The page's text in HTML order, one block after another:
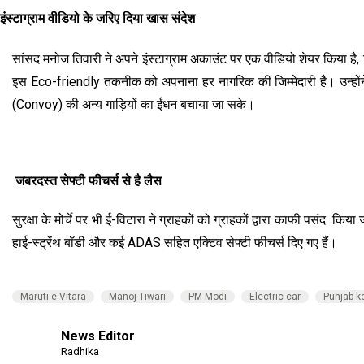
इंस्टाग्राम वीडियो के जरिए दिया खास संदेश
सांसद मनोज तिवारी ने अपने इंस्टाग्राम अकाउंट पर एक वीडियो शेयर किया
इस Eco-friendly तकनीक को अपनाना हर नागरिक की जिम्मेदारी है।
(Convoy) की अन्य गाड़ियों का ईंधन बचाया जा सके।
जबरदस्त सेफ्टी फीचर्स से है लैस
सुरक्षा के मोर्चे पर भी ई-विटारा ने ग्राहकों को ग्राहकों द्वारा काफी पसंद
हाई-स्ट्रेंथ बॉडी और कई ADAS सहित एक्टिव सेफ्टी फीचर्स दिए गए हैं।
Maruti e-Vitara Manoj Tiwari PM Modi Electric car Punjab
News Editor
Radhika